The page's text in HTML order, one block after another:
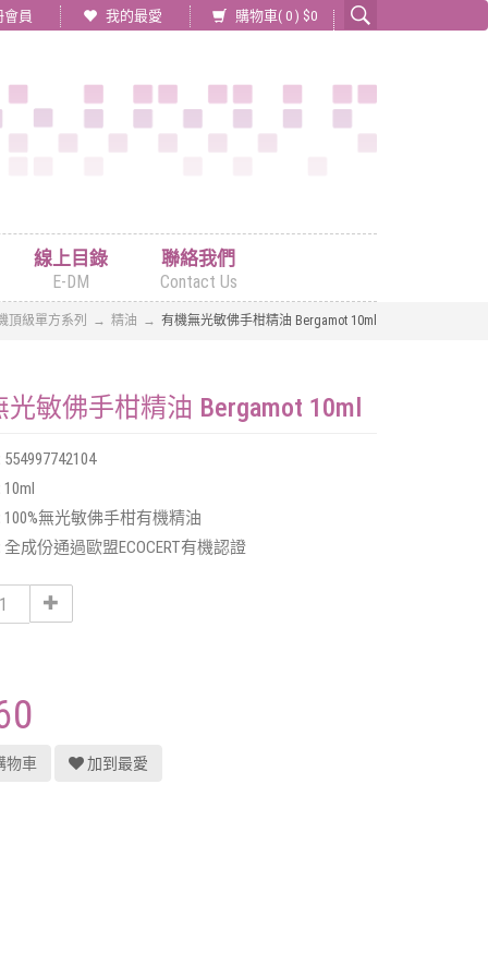
會員 我的最愛 購物車( 0 ) $0
線上目錄
E-DM
聯絡我們
Contact Us
頂級單方系列 精油 有機無光敏佛手柑精油 Bergamot 10ml
敏佛手柑精油 Bergamot 10ml
554997742104
10ml
100%無光敏佛手柑有機精油
全成份通過歐盟ECOCERT有機認證
物車 加到最愛